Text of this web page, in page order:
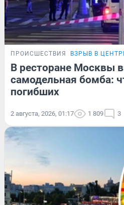
ПРОИСШЕСТВИЯ ВЗРЫВ В
В ресторане Москвы
самодельная бомба:
погибших
2 августа, 2026, 01:17 1 809 3